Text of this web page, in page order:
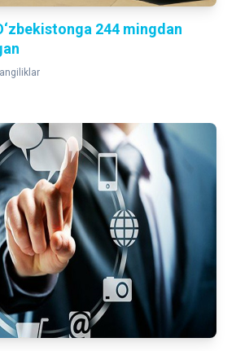
244 mingdan